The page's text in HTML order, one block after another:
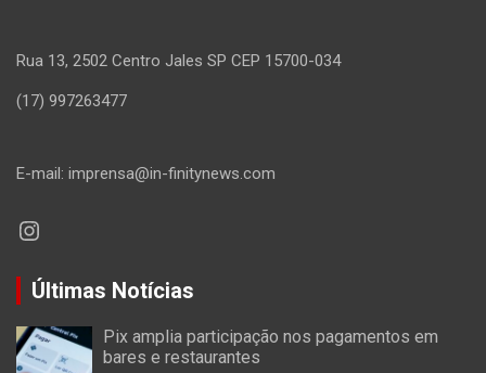
Rua 13, 2502 Centro Jales SP CEP 15700-034
(17) 997263477
E-mail: imprensa@in-finitynews.com
Instagram
Últimas Notícias
Pix amplia participação nos pagamentos em
bares e restaurantes